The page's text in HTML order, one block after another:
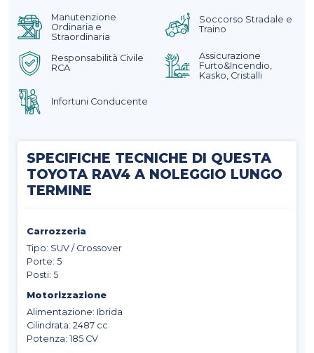
Manutenzione
Ordinaria e
Straordinaria
Soccorso Stradale e
Traino
Responsabilità Civile
RCA
Assicurazione
Furto&Incendio,
Kasko, Cristalli
Infortuni Conducente
SPECIFICHE TECNICHE DI QUESTA
TOYOTA RAV4 A NOLEGGIO LUNGO
TERMINE
Carrozzeria
Tipo: SUV / Crossover
Porte: 5
Posti: 5
Motorizzazione
Alimentazione: Ibrida
Cilindrata: 2487 cc
Potenza: 185 CV